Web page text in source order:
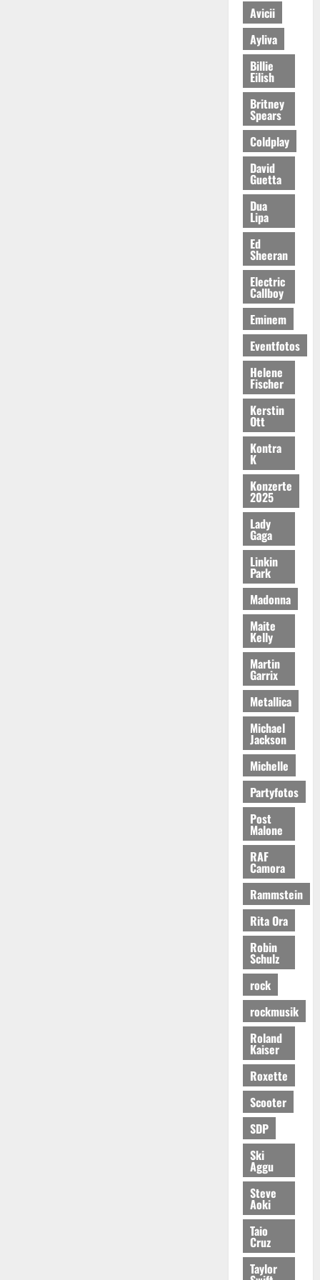
Avicii
Ayliva
Billie
Eilish
Britney
Spears
Coldplay
David
Guetta
Dua
Lipa
Ed
Sheeran
Electric
Callboy
Eminem
Eventfotos
Helene
Fischer
Kerstin
Ott
Kontra
K
Konzerte
2025
Lady
Gaga
Linkin
Park
Madonna
Maite
Kelly
Martin
Garrix
Metallica
Michael
Jackson
Michelle
Partyfotos
Post
Malone
RAF
Camora
Rammstein
Rita Ora
Robin
Schulz
rock
rockmusik
Roland
Kaiser
Roxette
Scooter
SDP
Ski
Aggu
Steve
Aoki
Taio
Cruz
Taylor